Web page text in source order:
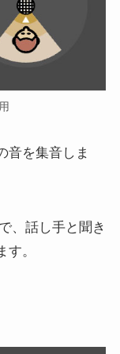
音を集音しま
、話し手と聞き
。